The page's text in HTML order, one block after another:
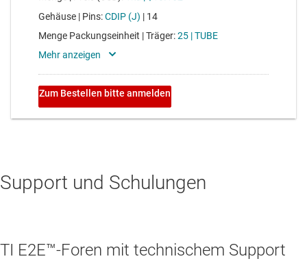
Support und Schulungen
TI E2E™-Foren mit technischem Support